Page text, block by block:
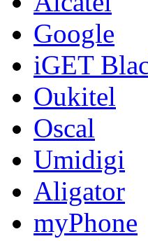
Google
iGET
Oukitel
Oscal
Umidigi
Aligator
myPhone